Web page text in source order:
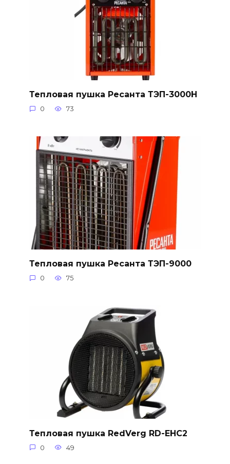
Тепловая пушка Ресанта ТЭП-3000Н
0 73
Тепловая пушка Ресанта ТЭП-9000
0 75
Тепловая пушка RedVerg RD-EHC2
0 49